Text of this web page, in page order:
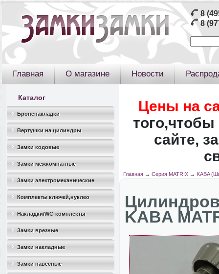
8
8
Главная О магазине Новости
Каталог
Броненакладки
Вертушки на цилиндры
Замки кодовые
Замки межкомнатные
Замки электромеханические
Комплекты ключей,нуклео
Накладки/WC-комплекты
Замки врезные
Замки накладные
Замки навесные
Цены на
того,чтобы
сайте,
Главная→ Серия MATRIX→ KABA
KABA